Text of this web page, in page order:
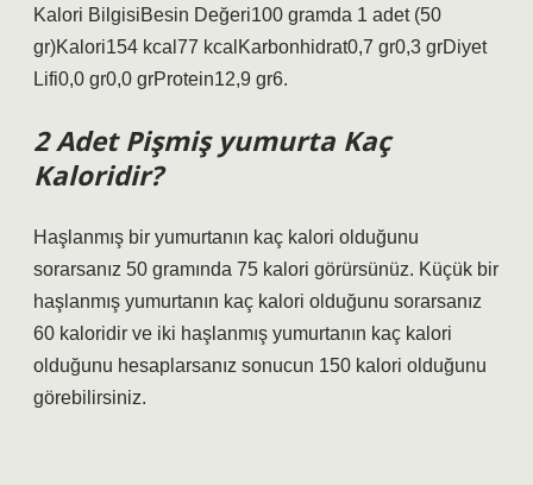
Kalori BilgisiBesin Değeri100 gramda 1 adet (50
gr)Kalori154 kcal77 kcalKarbonhidrat0,7 gr0,3 grDiyet
Lifi0,0 gr0,0 grProtein12,9 gr6.
2 Adet Pişmiş yumurta Kaç
Kaloridir?
Haşlanmış bir yumurtanın kaç kalori olduğunu
sorarsanız 50 gramında 75 kalori görürsünüz. Küçük bir
haşlanmış yumurtanın kaç kalori olduğunu sorarsanız
60 kaloridir ve iki haşlanmış yumurtanın kaç kalori
olduğunu hesaplarsanız sonucun 150 kalori olduğunu
görebilirsiniz.